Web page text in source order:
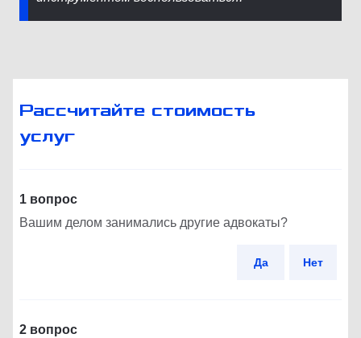
Рассчитайте стоимость
услуг
1 вопрос
Вашим делом занимались другие адвокаты?
Да Нет
2 вопрос